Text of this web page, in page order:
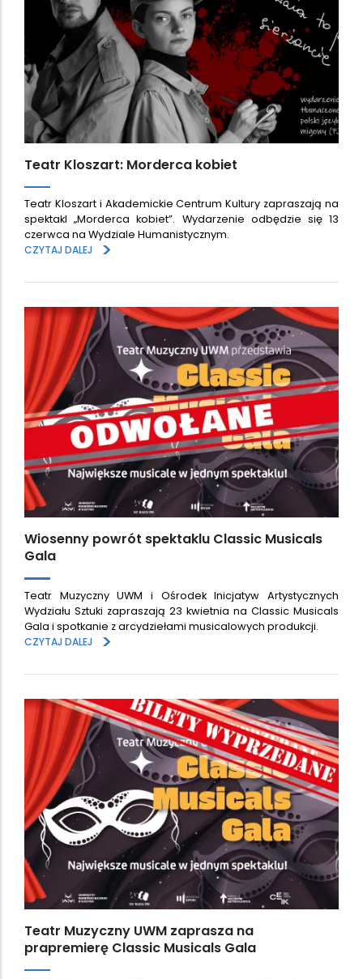
Teatr Kloszart: Morderca kobiet
Teatr Kloszart i Akademickie Centrum Kultury zapraszają na
spektakl „Morderca kobiet”. Wydarzenie odbędzie się 13
czerwca na Wydziale Humanistycznym.
CZYTAJ DALEJ
>
Wiosenny powrót spektaklu Classic Musicals
Gala
Teatr Muzyczny UWM i Ośrodek Inicjatyw Artystycznych
Wydziału Sztuki zapraszają 23 kwietnia na Classic Musicals
Gala i spotkanie z arcydziełami musicalowych produkcji.
CZYTAJ DALEJ
>
Teatr Muzyczny UWM zaprasza na
prapremierę Classic Musicals Gala